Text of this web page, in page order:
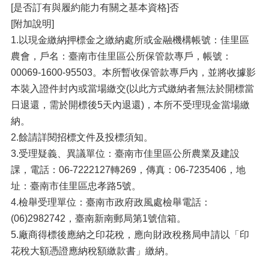
[是否訂有與履約能力有關之基本資格]否
[附加說明]
1.以現金繳納押標金之繳納處所或金融機構帳號：佳里區
農會，戶名：臺南市佳里區公所保管款專戶，帳號：
00069-1600-95503。本所暫收保管款專戶內，並將收據影
本裝入證件封內或當場繳交(以此方式繳納者無法於開標當
日退還，需於開標後5天內退還)，本所不受理現金當場繳
納。
2.餘請詳閱招標文件及投標須知。
3.受理疑義、異議單位：臺南市佳里區公所農業及建設
課，電話：06-7222127轉269，傳真：06-7235406，地
址：臺南市佳里區忠孝路5號。
4.檢舉受理單位：臺南市政府政風處檢舉電話：
(06)2982742，臺南新南郵局第1號信箱。
5.廠商得標後應納之印花稅，應向財政稅務局申請以「印
花稅大額憑證應納稅額繳款書」繳納。